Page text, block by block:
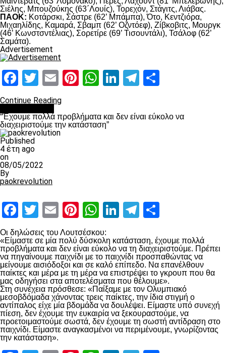
Σιέλης, Μπουζούκης (63΄Λουίς), Τορεχόν, Στάγιτς, Λιάβας.
ΠΑΟΚ: Κοτάρσκι, Σάστρε (62’ Μπάμπα), Ότο, Κεντζιόρα,
Μιχαηλίδης, Καμαρά, Σβαμπ (62’ Οζντόεφ), Ζίβκοβιτς, Μουργκ
(46’ Κωνστσντέλιας), Σορετίρε (69’ Τισουντάλι), Τσάλοφ (62’
Σαμάτα).
Advertisement
Facebook
Twitter
EmailPinterest
WhatsApp
LinkedIn
Telegram
Continue Reading
“Έχουμε πολλά προβλήματα και δεν είναι εύκολο να
διαχειριστούμε την κατάσταση”
Published
4 έτη ago
on
08/05/2022
By
paokrevolution
Facebook
Twitter
EmailPinterest
WhatsApp
LinkedIn
Telegram
Οι δηλώσεις του Λουτσέσκου:
«Είμαστε σε μία πολύ δύσκολη κατάσταση, έχουμε πολλά
προβλήματα και δεν είναι εύκολο να τη διαχειριστούμε. Πρέπει
να πηγαίνουμε παιχνίδι με το παιχνίδι προσπαθώντας να
μείνουμε αισιόδοξοι και σε καλό επίπεδο. Να επανέλθουν
παίκτες και μέρα με τη μέρα να επιστρέψει το γκρουπ που θα
μας οδηγήσει στα αποτελέσματα που θέλουμε».
Στη συνέχεια πρόσθεσε: «Παίξαμε με τον Ολυμπιακό
μεσοβδόμαδα χάνοντας τρεις παίκτες, την ίδια στιγμή ο
αντίπαλος είχε μία βδομάδα να δουλέψει. Είμαστε υπό συνεχή
πίεση, δεν έχουμε την ευκαιρία να ξεκουραστούμε, να
προετοιμαστούμε σωστά, δεν έχουμε τη σωστή αντίδραση στο
παιχνίδι. Είμαστε αναγκασμένοι να περιμένουμε, γνωρίζοντας
την κατάσταση».